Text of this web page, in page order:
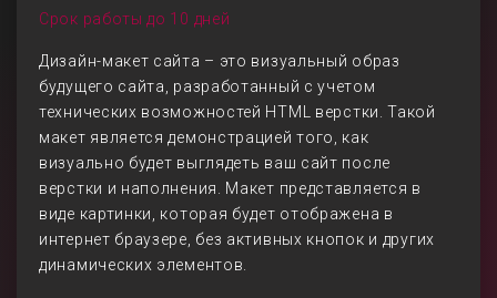
Срок работы до 10 дней
Дизайн-макет сайта – это визуальный образ
будущего сайта, разработанный с учетом
технических возможностей HTML верстки. Такой
макет является демонстрацией того, как
визуально будет выглядеть ваш сайт после
верстки и наполнения. Макет представляется в
виде картинки, которая будет отображена в
интернет браузере, без активных кнопок и других
динамических элементов.